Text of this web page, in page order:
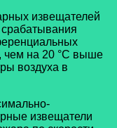
извещателей
срабатывания
чем на 20 °С выше
воздуха в
извещатели